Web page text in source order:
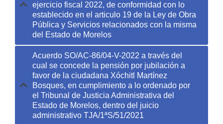
ejercicio fiscal 2022, de conformidad con lo
establecido en el articulo 19 de la Ley de Obra
Pública y Servicios relacionados con la misma
del Estado de Morelos
Acuerdo SO/AC-86/04-V-2022 a través del
cual se concede la pensión por jubilación a
favor de la ciudadana Xóchitl Martínez
Bosques, en cumplimiento a lo ordenado por
el Tribunal de Justicia Administrativa del
Estado de Morelos, dentro del juicio
administrativo TJA/1ªS/51/2021